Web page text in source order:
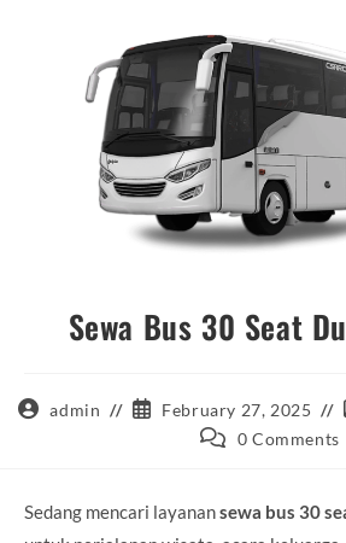
Sewa Bus 30 Seat
Postadmin
Post
published:
February 27, 2025
Post 0 Comments
Sedang mencari layanansewa bus 30